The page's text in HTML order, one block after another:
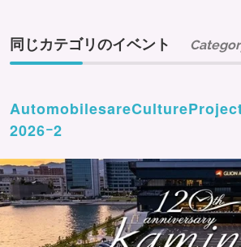
同じカテゴリのイベント
2026ｰ2